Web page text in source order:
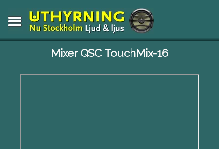
Mixer QSC TouchMix-16